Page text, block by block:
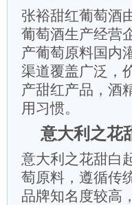
张裕甜红葡萄酒
葡萄酒生产经营
产葡萄原料国内
渠道覆盖广泛，
产甜红产品，酒
用习惯。
意大利之花
意大利之花甜白
萄原料，遵循传
品牌知名度较高